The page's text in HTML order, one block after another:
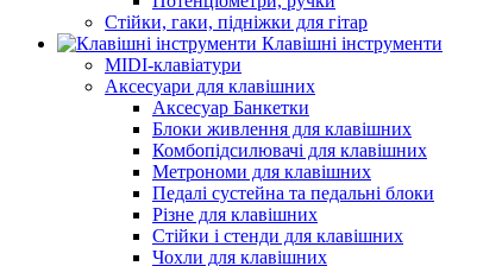
Стійки, гаки, підніжки для гітар
Клавішні інструменти
MIDI-клавіатури
Аксесуари для клавішних
Аксесуар Банкетки
Блоки живлення для клавішних
Комбопідсилювачі для клавішних
Метрономи для клавішних
Педалі сустейна та педальні блоки
Різне для клавішних
Стійки і стенди для клавішних
Чохли для клавішних